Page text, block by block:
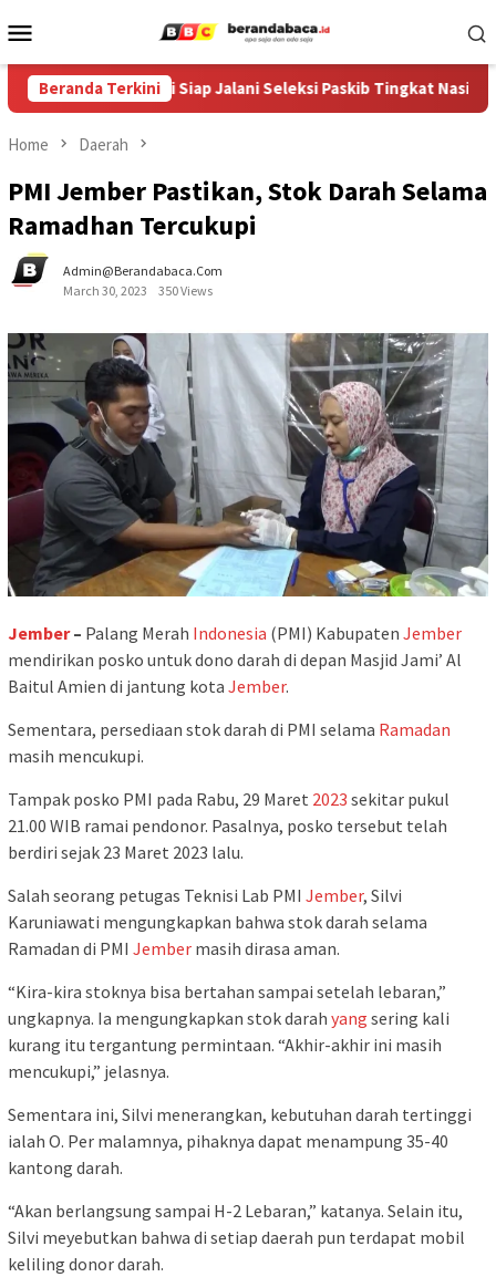
to
Menu
Beranda Terkini
Jember, Diani Siap Jalani Seleksi Paskib Tingkat Nasional
Home Daerah
PMI Jember Pastikan, Stok Darah Selama
Ramadhan Tercukupi
Admin@berandabaca.com
March 30, 2023
350 Views
Jember– Palang Merah Indonesia (PMI) Kabupaten Jember
mendirikan posko untuk dono darah di depan Masjid Jami’ Al
Baitul Amien di jantung kota Jember.
Sementara, persediaan stok darah di PMI selama Ramadan
masih mencukupi.
Tampak posko PMI pada Rabu, 29 Maret 2023 sekitar pukul
21.00 WIB ramai pendonor. Pasalnya, posko tersebut telah
berdiri sejak 23 Maret 2023 lalu.
Salah seorang petugas Teknisi Lab PMI Jember, Silvi
Karuniawati mengungkapkan bahwa stok darah selama
Ramadan di PMI Jember masih dirasa aman.
“Kira-kira stoknya bisa bertahan sampai setelah lebaran,”
ungkapnya. Ia mengungkapkan stok darah yang sering kali
kurang itu tergantung permintaan. “Akhir-akhir ini masih
mencukupi,” jelasnya.
Sementara ini, Silvi menerangkan, kebutuhan darah tertinggi
ialah O. Per malamnya, pihaknya dapat menampung 35-40
kantong darah.
“Akan berlangsung sampai H-2 Lebaran,” katanya. Selain itu,
Silvi meyebutkan bahwa di setiap daerah pun terdapat mobil
keliling donor darah.